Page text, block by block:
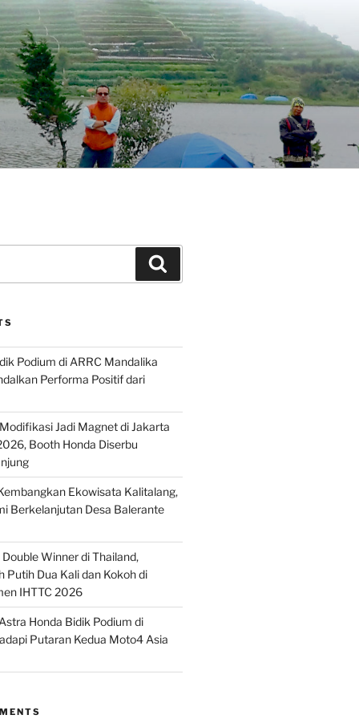
Podium di ARRC Mandalika
Performa Positif dari
Jadi Magnet di Jakarta
Booth Honda Diserbu
Ekowisata Kalitalang,
Berkelanjutan Desa Balerante
Winner di Thailand,
Putih Dua Kali dan Kokoh di
IHTTC 2026
Honda Bidik Podium di
Putaran Kedua Moto4 Asia